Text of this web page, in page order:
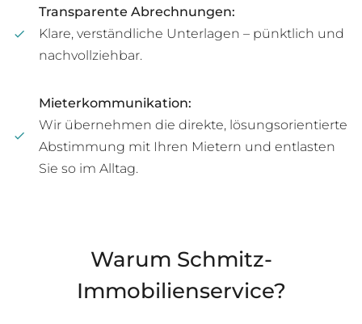
Transparente Abrechnungen:
Klare, verständliche Unterlagen – pünktlich und
nachvollziehbar.
Mieterkommunikation:
Wir übernehmen die direkte, lösungsorientierte
Abstimmung mit Ihren Mietern und entlasten
Sie so im Alltag.
Warum Schmitz-
Immobilienservice?